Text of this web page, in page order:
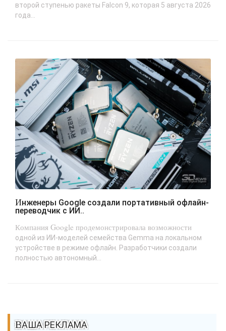
второй ступенью ракеты Falcon 9, которая 5 августа 2026
года...
Инженеры Google создали портативный офлайн-
переводчик с ИИ..
Компания Google продемонстрировала возможности
одной из ИИ-моделей семейства Gemma на локальном
устройстве в режиме офлайн. Разработчики создали
полностью автономный...
ВАША РЕКЛАМА